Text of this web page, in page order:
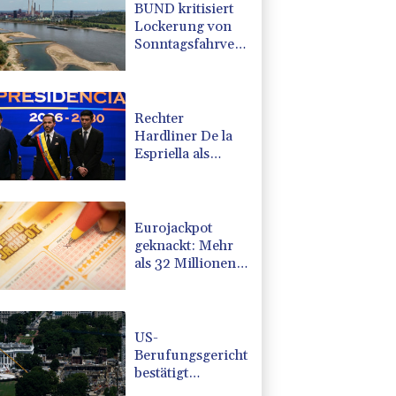
BUND kritisiert
Lockerung von
Sonntagsfahrverbot
Rechter
Hardliner De la
Espriella als
Eurojackpot
geknackt: Mehr
als 32 Millionen
US-
Berufungsgericht
bestätigt